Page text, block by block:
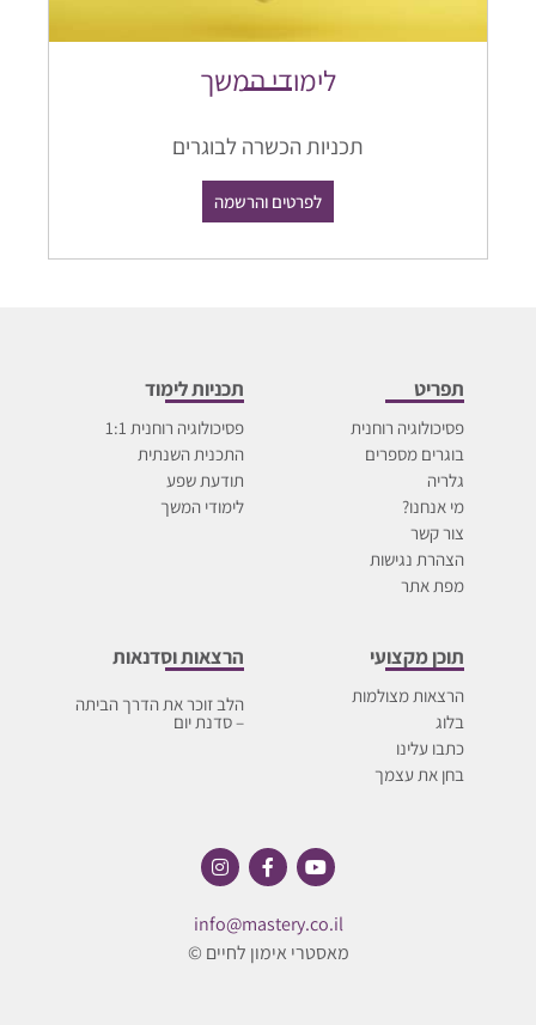
לימודי המשך
תכניות הכשרה לבוגרים
לפרטים והרשמה
תפריט
פסיכולוגיה רוחנית
בוגרים מספרים
גלריה
מי אנחנו?
צור קשר
הצהרת נגישות
מפת אתר
תכניות לימוד
פסיכולוגיה רוחנית 1:1
התכנית השנתית
תודעת שפע
לימודי המשך
תוכן מקצועי
הרצאות מצולמות
בלוג
כתבו עלינו
בחן את עצמך
הרצאות וסדנאות
הלב זוכר את הדרך הביתה
– סדנת יום
info@mastery.co.il
מאסטרי אימון לחיים ©